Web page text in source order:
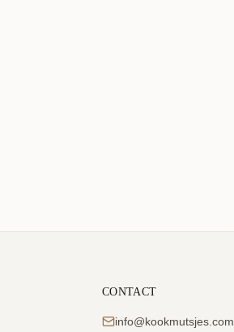
CONTACT
info@kookmutsjes.com